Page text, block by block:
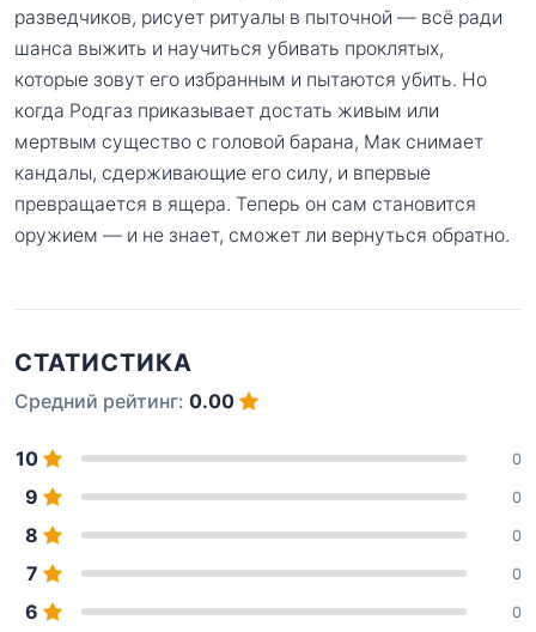
разведчиков, рисует ритуалы в пыточной — всё ради
шанса выжить и научиться убивать проклятых,
которые зовут его избранным и пытаются убить. Но
когда Родгаз приказывает достать живым или
мертвым существо с головой барана, Мак снимает
кандалы, сдерживающие его силу, и впервые
превращается в ящера. Теперь он сам становится
оружием — и не знает, сможет ли вернуться обратно.
СТАТИСТИКА
Средний рейтинг: 0.00
10 0
9 0
8 0
7 0
6 0